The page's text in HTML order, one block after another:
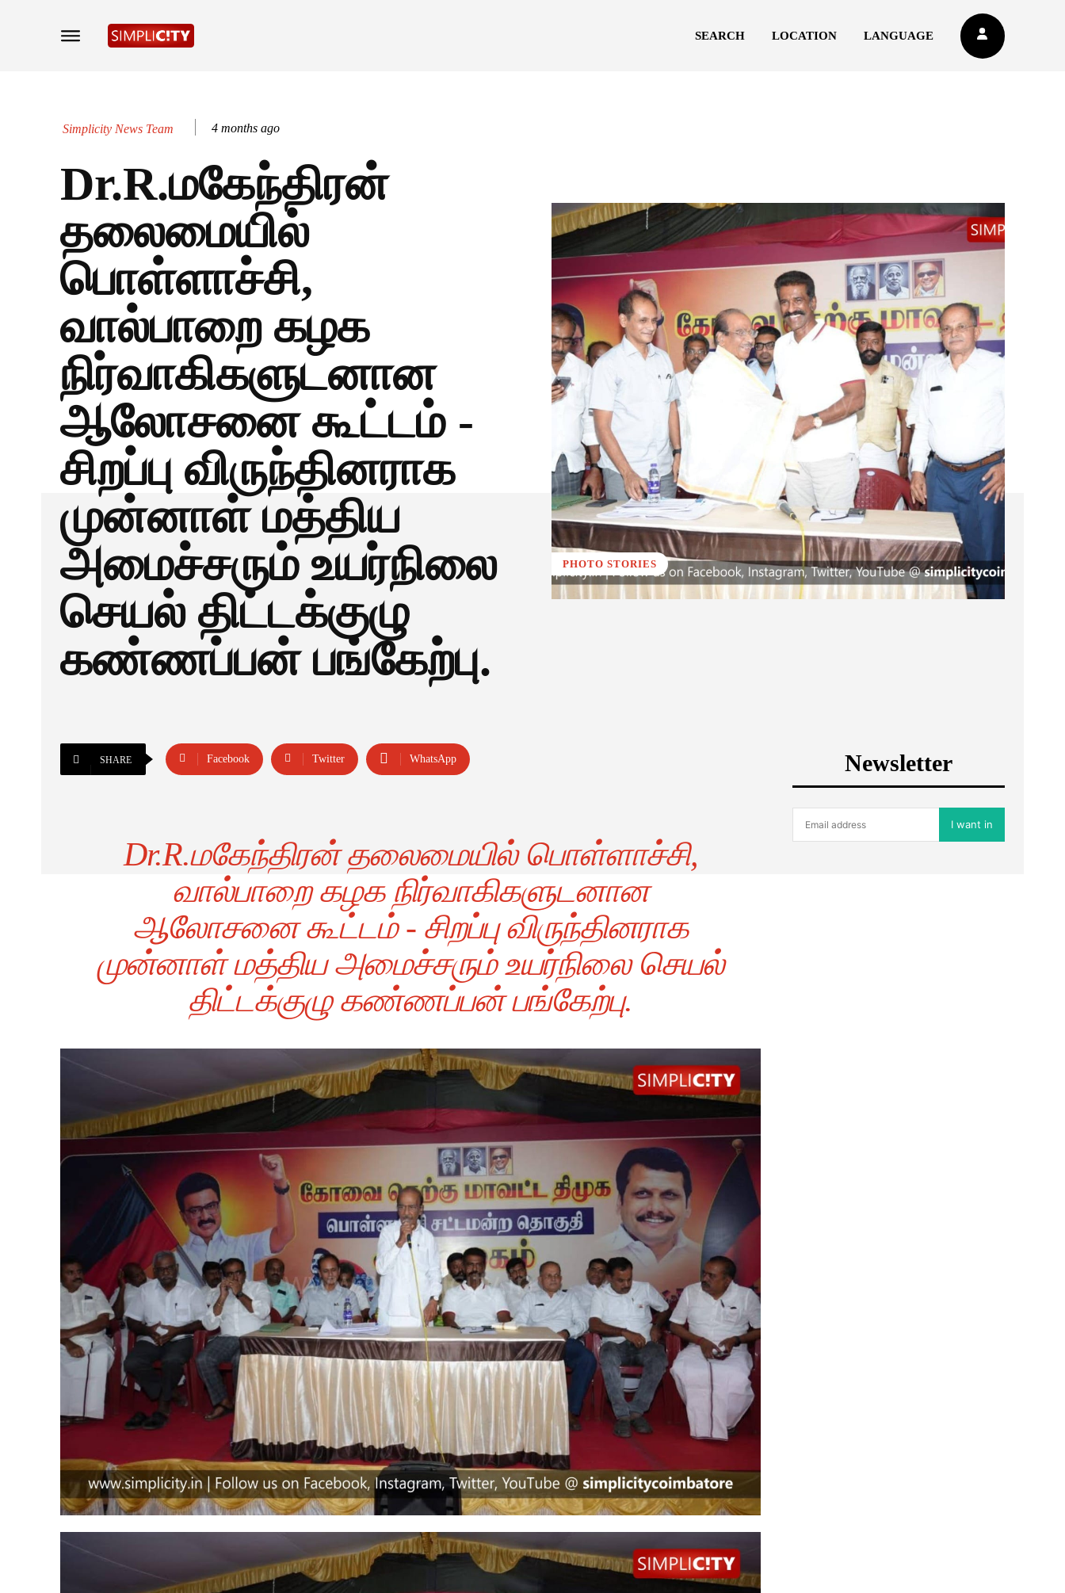
SEARCH LOCATION LANGUAGE
Simplicity News Team 4 months ago
Dr.R.மகேந்திரன்
தலைமையில்
பொள்ளாச்சி,
வால்பாறை கழக
நிர்வாகிகளுடனான
ஆலோசனை கூட்டம் -
சிறப்பு விருந்தினராக
முன்னாள் மத்திய
அமைச்சரும் உயர்நிலை
செயல் திட்டக்குழு
கண்ணப்பன் பங்கேற்பு.
PHOTO STORIES
SHARE Facebook Twitter WhatsApp
Dr.R.மகேந்திரன் தலைமையில் பொள்ளாச்சி,
வால்பாறை கழக நிர்வாகிகளுடனான
ஆலோசனை கூட்டம் - சிறப்பு விருந்தினராக
முன்னாள் மத்திய அமைச்சரும் உயர்நிலை செயல்
திட்டக்குழு கண்ணப்பன் பங்கேற்பு.
Newsletter
I want in